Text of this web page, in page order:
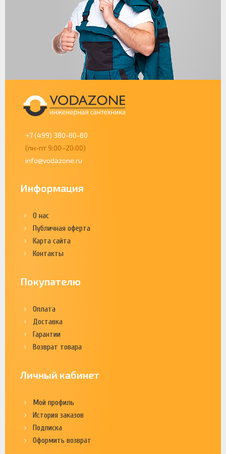
+7 (499) 380-80-80
(пн-пт 9:00–20:00)
info@vodazone.ru
Информация
О нас
Публичная оферта
Карта сайта
Контакты
Покупателю
Оплата
Доставка
Гарантии
Возврат товара
Личный кабинет
Мой профиль
История заказов
Подписка
Оформить возврат